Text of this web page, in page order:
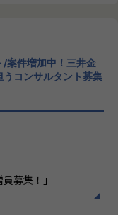
/案件増加中！三井金
コンサルタント募集
募集！」